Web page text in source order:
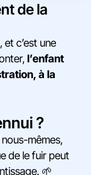
de la
et c’est une
l’enfant
à la
?
mêmes,
de le fuir peut
🌱